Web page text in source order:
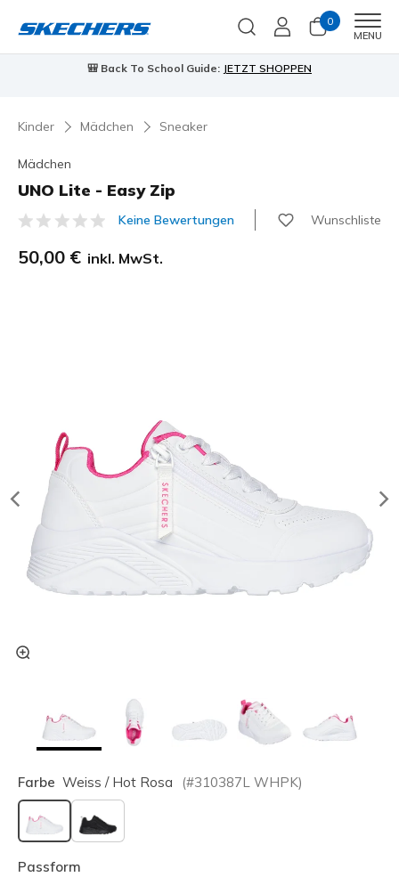
0
MENU
🎒 Back To School Guide: JETZT SHOPPEN
Kinder Mädchen Sneaker
Mädchen
UNO Lite - Easy Zip
5 von 5 Kundenbewertungen
Keine Bewertungen Wunschliste
50,00 € inkl. MwSt.
Farbe Weiss / Hot Rosa (#310387L WHPK)
ausgewählt
Passform